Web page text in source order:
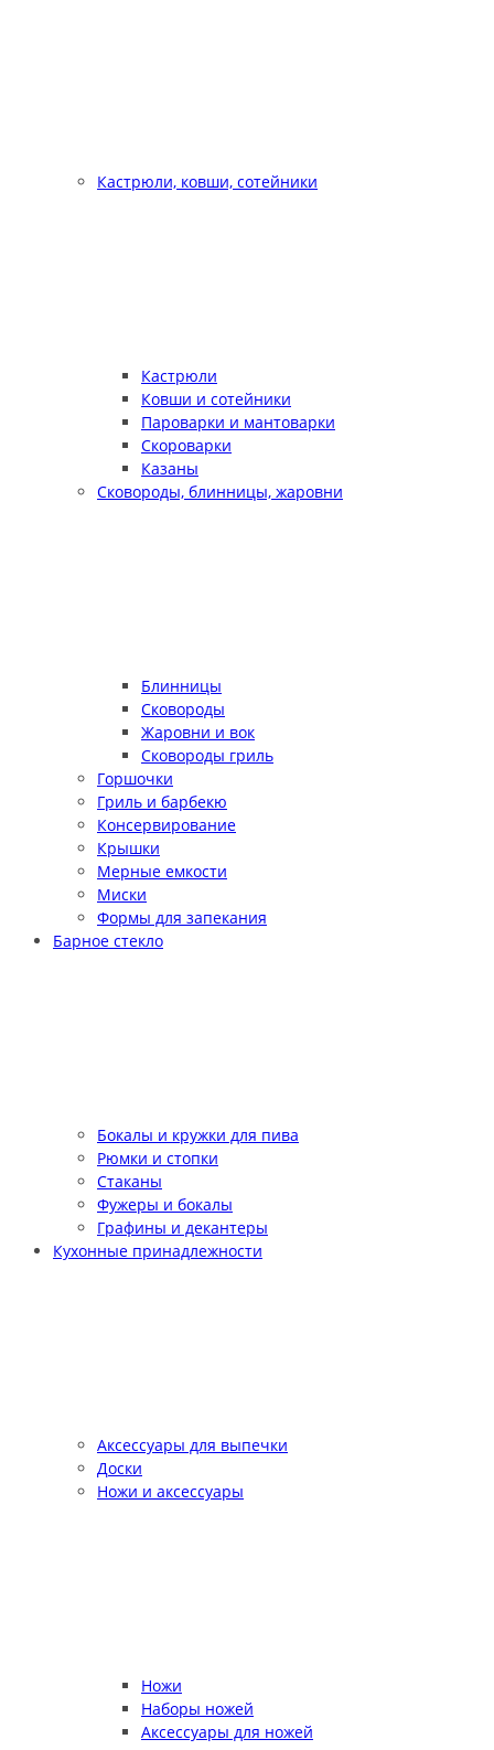
Кастрюли, ковши, сотейники
Кастрюли
Ковши и сотейники
Пароварки и мантоварки
Скороварки
Казаны
Сковороды, блинницы, жаровни
Блинницы
Сковороды
Жаровни и вок
Сковороды гриль
Горшочки
Гриль и барбекю
Консервирование
Крышки
Мерные емкости
Миски
Формы для запекания
Барное стекло
Бокалы и кружки для пива
Рюмки и стопки
Стаканы
Фужеры и бокалы
Графины и декантеры
Кухонные принадлежности
Аксессуары для выпечки
Доски
Ножи и аксессуары
Ножи
Наборы ножей
Аксессуары для ножей